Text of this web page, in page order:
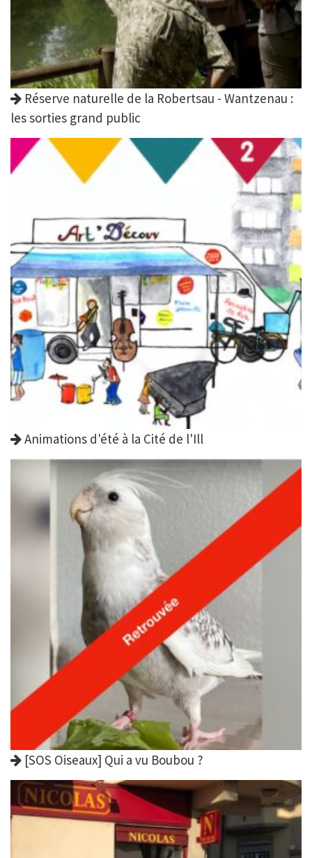
Réserve naturelle de la Robertsau - Wantzenau :
les sorties grand public
Animations d'été à la Cité de l'Ill
[SOS Oiseaux] Qui a vu Boubou ?